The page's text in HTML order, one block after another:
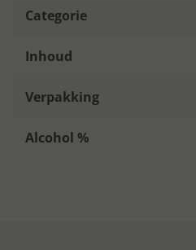
Categorie
Inhoud
Verpakking
Alcohol %